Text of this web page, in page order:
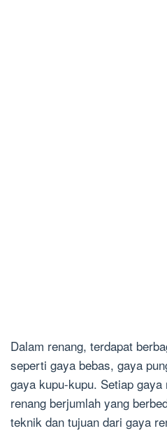
Dalam renang, terdapat
seperti gaya bebas, gaya
gaya kupu-kupu. Setiap
renang berjumlah yang
teknik dan tujuan dari gaya